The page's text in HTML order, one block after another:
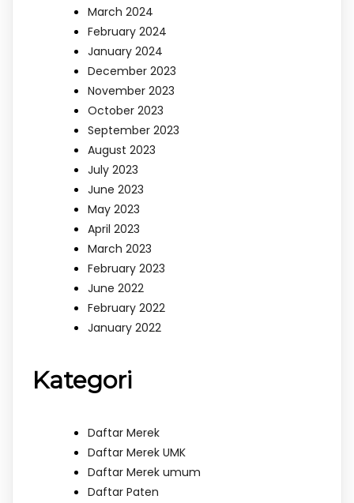
March 2024
February 2024
January 2024
December 2023
November 2023
October 2023
September 2023
August 2023
July 2023
June 2023
May 2023
April 2023
March 2023
February 2023
June 2022
February 2022
January 2022
Kategori
Daftar Merek
Daftar Merek UMK
Daftar Merek umum
Daftar Paten